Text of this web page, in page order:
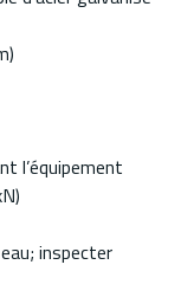
l’équipement
inspecter